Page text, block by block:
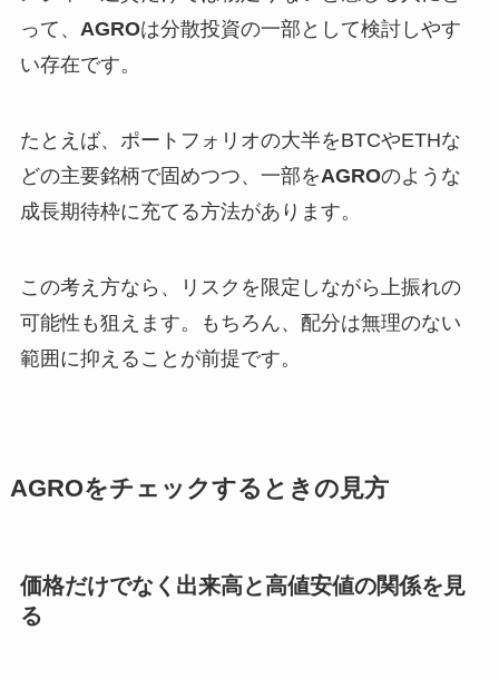
って、 AGROは分散投資の一部として検討しやす
い存在です。
たとえば、ポートフォリオの大半をBTCやETHな
どの主要銘柄で固めつつ、一部をAGROのような
成長期待枠に充てる方法があります。
この考え方なら、リスクを限定しながら上振れの
可能性も狙えます。もちろん、配分は無理のない
範囲に抑えることが前提です。
AGROをチェックするときの見方
価格だけでなく出来高と高値安値の関係を見
る